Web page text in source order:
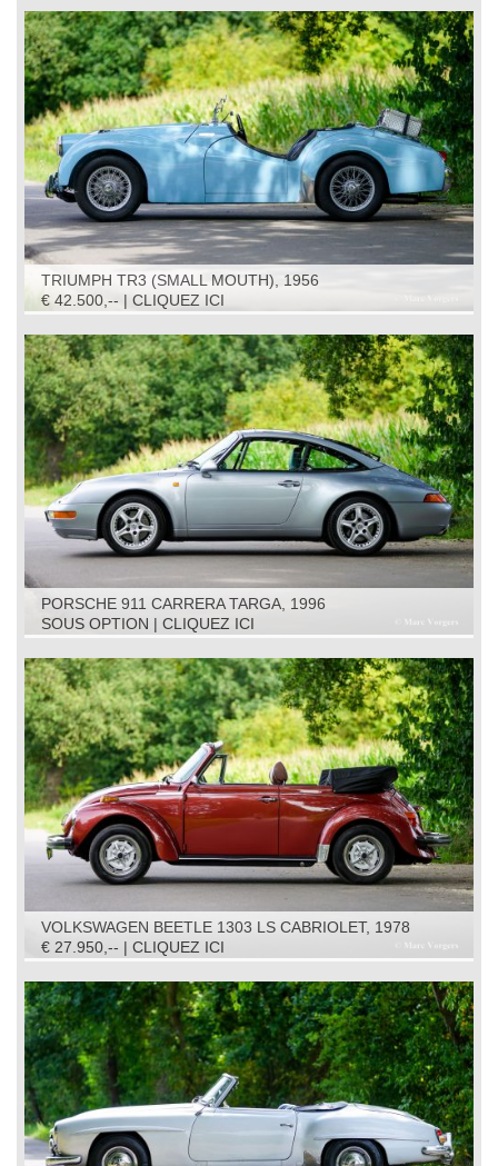
TRIUMPH TR3 (SMALL MOUTH), 1956
€ 42.500,-- | CLIQUEZ ICI
PORSCHE 911 CARRERA TARGA, 1996
SOUS OPTION | CLIQUEZ ICI
VOLKSWAGEN BEETLE 1303 LS CABRIOLET, 1978
€ 27.950,-- | CLIQUEZ ICI